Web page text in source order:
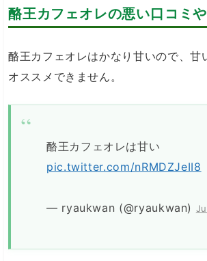
酪王カフェオレの悪い口コミ
酪王カフェオレはかなり甘いので、甘
オススメできません。
酪王カフェオレは甘い
pic.twitter.com/nRMDZJeII8
— ryaukwan (@ryaukwan)